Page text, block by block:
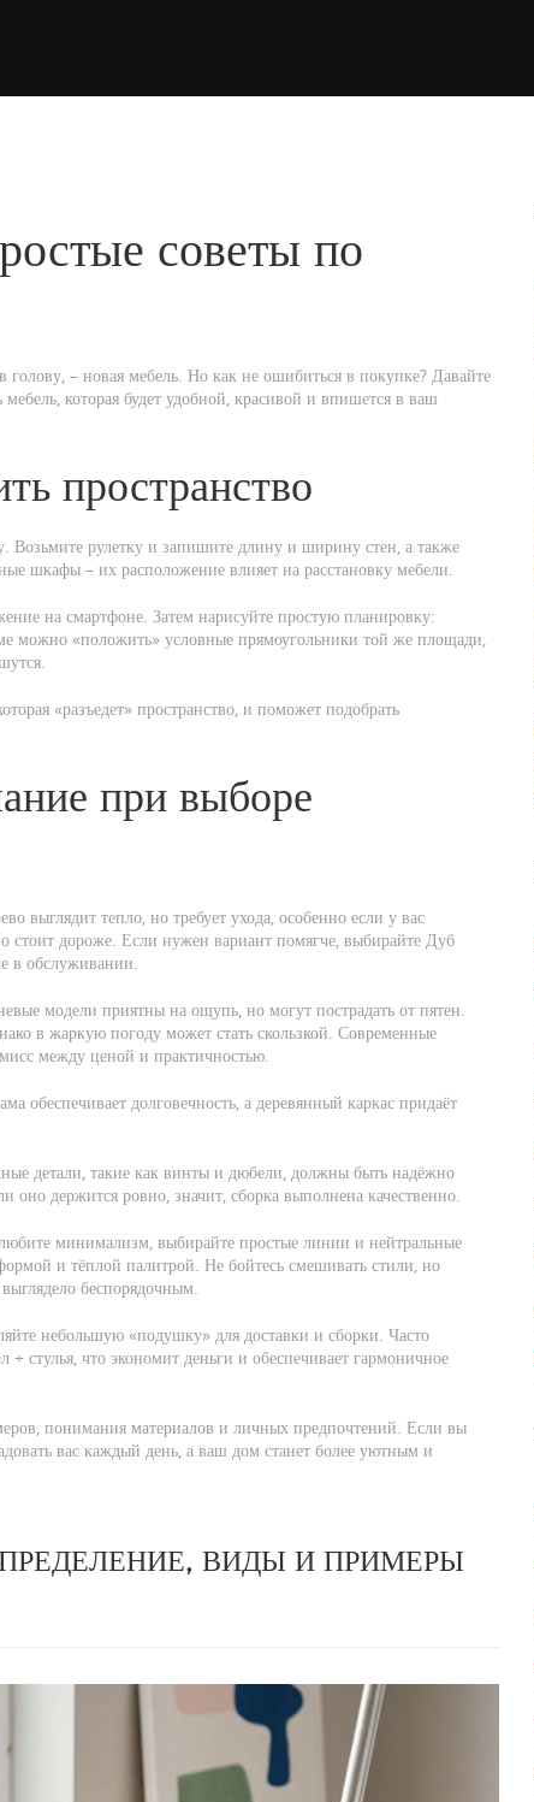
советы по
голову, – новая мебель. Но как не ошибиться в покупке? Давайте
которая будет удобной, красивой и впишется в ваш
пространство
Возьмите рулетку и запишите длину и ширину стен, а также
шкафы – их расположение влияет на расстановку мебели.
на смартфоне. Затем нарисуйте простую планировку:
можно «положить» условные прямоугольники той же площади,
«разъедет» пространство, и поможет подобрать
при выборе
выглядит тепло, но требует ухода, особенно если у вас
стоит дороже. Если нужен вариант помягче, выбирайте Дуб
в обслуживании.
модели приятны на ощупь, но могут пострадать от пятен.
в жаркую погоду может стать скользкой. Современные
между ценой и практичностью.
обеспечивает долговечность, а деревянный каркас придаёт
детали, такие как винты и дюбели, должны быть надёжно
оно держится ровно, значит, сборка выполнена качественно.
минимализм, выбирайте простые линии и нейтральные
и тёплой палитрой. Не бойтесь смешивать стили, но
беспорядочным.
небольшую «подушку» для доставки и сборки. Часто
стулья, что экономит деньги и обеспечивает гармоничное
понимания материалов и личных предпочтений. Если вы
вас каждый день, а ваш дом станет более уютным и
ВИДЫ И ПРИМЕРЫ